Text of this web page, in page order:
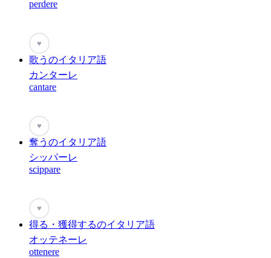
perdere
♥
歌うのイタリア語
カンターレ
cantare
♥
奪うのイタリア語
シッパーレ
scippare
♥
得る・獲得するのイタリア語
オッテネーレ
ottenere